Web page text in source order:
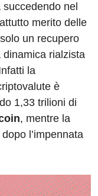
e
gr
a
m
nel
merito delle
un recupero
rialzista
la
è
1,33 trilioni di
, mentre la
l’impennata